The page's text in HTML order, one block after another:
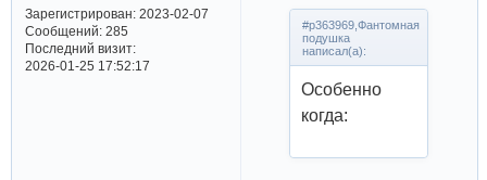
Зарегистрирован: 2023-02-07
Сообщений:285
Последний визит:
2026-01-25 17:52:17
#p363969,Фантомная
подушка
написал(а):
Особенно
когда: